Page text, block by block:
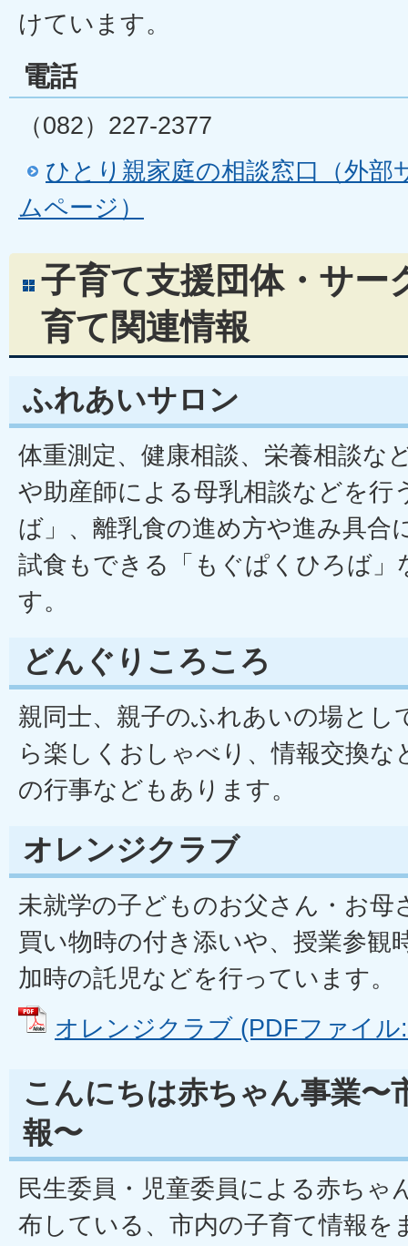
けています。
電話
（082）227-2377
ひとり親家庭の相談窓口（外部
ムページ）
子育て支援団体・サー
育て関連情報
ふれあいサロン
体重測定、健康相談、栄養相談な
や助産師による母乳相談などを行
ば」、離乳食の進め方や進み具合
試食もできる「もぐぱくひろば」
す。
どんぐりころころ
親同士、親子のふれあいの場とし
ら楽しくおしゃべり、情報交換な
の行事などもあります。
オレンジクラブ
未就学の子どものお父さん・お母
買い物時の付き添いや、授業参観
加時の託児などを行っています。
オレンジクラブ (PDFファイル
こんにちは赤ちゃん事業〜
報〜
民生委員・児童委員による赤ちゃ
布している、市内の子育て情報を